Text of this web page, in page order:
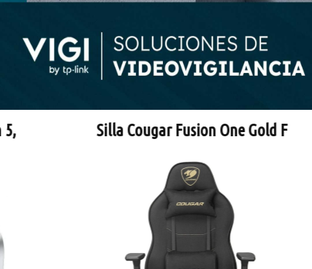
Silla Cougar Fusion One Gold F